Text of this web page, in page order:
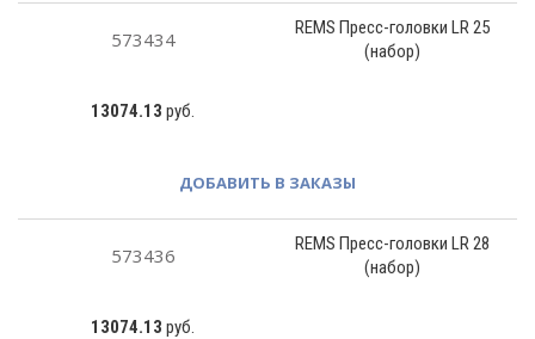
573434
REMS Пресс-головки LR 25
(набор)
13074.13 руб.
ДОБАВИТЬ В ЗАКАЗЫ
573436
REMS Пресс-головки LR 28
(набор)
13074.13 руб.